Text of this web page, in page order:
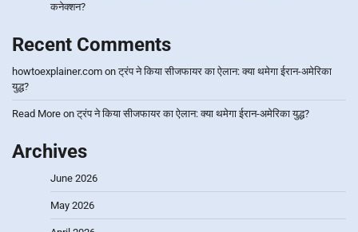
कनेक्शन?
Recent Comments
howtoexplainer.com onट्रंप ने किया सीजफायर का ऐलान: क्या थमेगा ईरान-अमेरिका
युद्ध?
Read More onट्रंप ने किया सीजफायर का ऐलान: क्या थमेगा ईरान-अमेरिका युद्ध?
Archives
June 2026
May 2026